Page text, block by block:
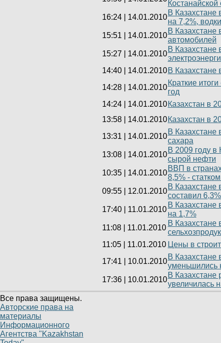
Костанайской
16:24
14.01.2010
В Казахстане
на 7,2%,
15:51
14.01.2010
В Казахстане
автомобилей
15:27
14.01.2010
В Казахстане
14:40
14.01.2010В Казахстане
14:28
14.01.2010
Краткие
год
14:24
14.01.2010Казахстан в
13:58
14.01.2010Казахстан в
13:31
14.01.2010
В Казахстане
сахара
13:08
14.01.2010
В 2009 году в
сырой нефти
10:35
14.01.2010
ВВП в
8,5% -
09:55
12.01.2010
В Казахстане
составил 6,3%
17:40
11.01.2010
В Казахстане
на 1,7%
11:08
11.01.2010
В Казахстане
11:05
11.01.2010 Цены в
17:41
10.01.2010
В Казахстане
уменьшились
17:36
10.01.2010
В Казахстане
увеличилась
Все права защищены.
Авторские права на
материалы
Информационного
Агентства "Kazakhstan